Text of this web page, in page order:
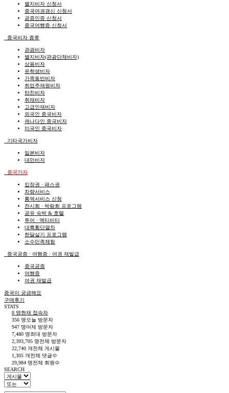
별지비자 신청서
중국여권갱신 신청서
공증인증 신청서
중국여행증 신청서
중국비자 종류
관광비자
별지비자(관광단체비자)
상용비자
유학생비자
가족동반비자
취업주재원비자
탄친비자
취재비자
고급인재비자
외국인 중국비자
캐나다인 중국비자
미국인 중국비자
기타국가비자
일본비자
대만비자
중국가자
입장권 · 패스권
차량서비스
통역서비스 신청
전시회 · 박람회 프로그램
공유 숙박 & 호텔
투어 · 액티비티
대륙횡단열차
한달살기 프로그램
소수민족체험
중국공증 · 여행증 · 여권 재발급
중국공증
여행증
여권 재발급
중국이 궁금해요
구매후기
STATS
0 명현재 접속자
356 명오늘 방문자
947 명어제 방문자
7,480 명최대 방문자
2,393,705 명전체 방문자
22,740 개전체 게시물
1,305 개전체 댓글수
29,984 명전체 회원수
SEARCH